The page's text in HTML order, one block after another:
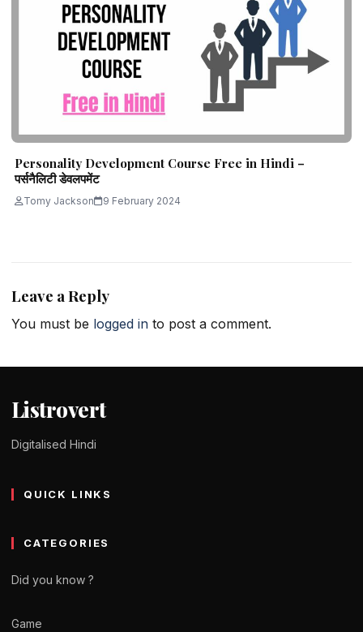
Personality Development Course Free in Hindi –
पर्सनैलिटी डेवलपमेंट
Tomy Jackson 9 February 2024
Leave a Reply
You must be logged in to post a comment.
Listrovert
Digitalised Hindi
QUICK LINKS
CATEGORIES
Did you know ?
Game